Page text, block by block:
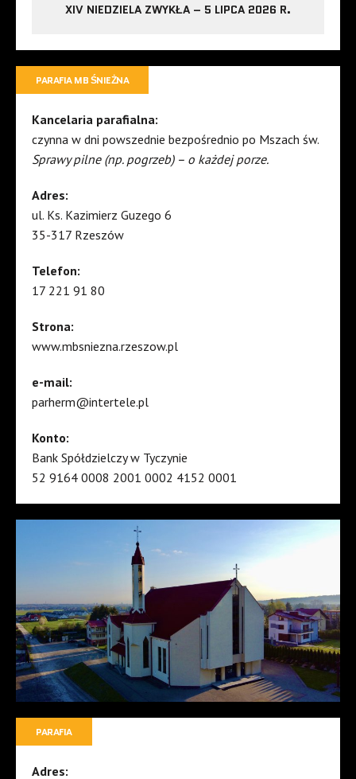
XIV NIEDZIELA ZWYKŁA – 5 LIPCA 2026 R.
PARAFIA MB ŚNIEŻNA
Kancelaria parafialna:
czynna w dni powszednie bezpośrednio po Mszach św.
Sprawy pilne (np. pogrzeb) – o każdej porze.
Adres:
ul. Ks. Kazimierz Guzego 6
35-317 Rzeszów
Telefon:
17 221 91 80
Strona:
www.mbsniezna.rzeszow.pl
e-mail:
parherm@intertele.pl
Konto:
Bank Spółdzielczy w Tyczynie
52 9164 0008 2001 0002 4152 0001
PARAFIA
Adres: